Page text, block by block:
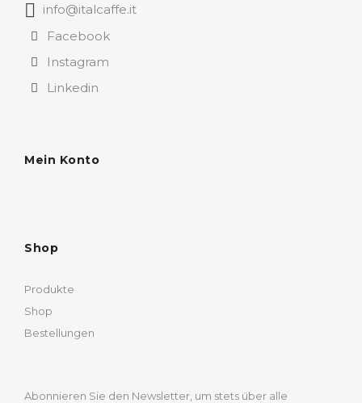
info@italcaffe.it
Facebook
Instagram
Linkedin
Mein Konto
Shop
Produkte
Shop
Bestellungen
Abonnieren Sie den Newsletter, um stets über alle